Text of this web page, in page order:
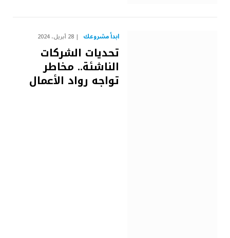
ابدأ مشروعك 28 أبريل، 2024
تحديات الشركات
الناشئة.. مخاطر
تواجه رواد الأعمال